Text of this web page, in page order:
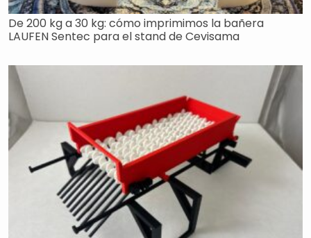
De 200 kg a 30 kg: cómo imprimimos la bañera
LAUFEN Sentec para el stand de Cevisama